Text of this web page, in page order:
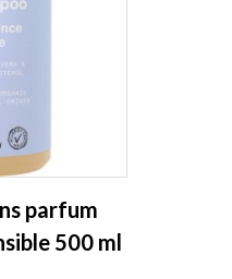
parfum
500 ml